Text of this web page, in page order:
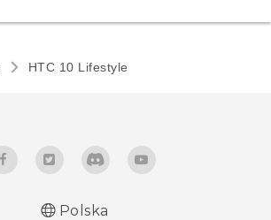
HTC 10 Lifestyle‎
Polska